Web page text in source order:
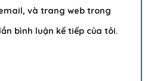
và trang web trong
bình luận kế tiếp của tôi.